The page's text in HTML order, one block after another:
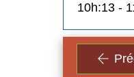
10h:13 -